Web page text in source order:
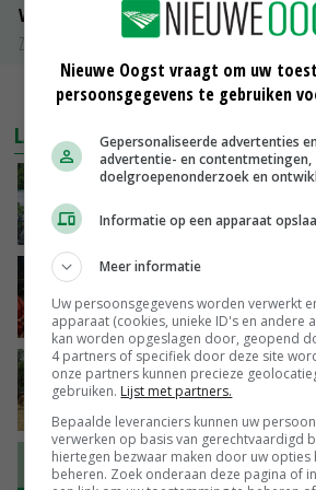
Volle melkpoeder
Zuivel NL
MEER MARKTPRIJZEN
LAATSTE NIEUWS
Oekraïne-vlogger Kees
VANDAAG, 12:00
Ministerie zoekt
mee willen denken
VANDAAG, 11:34
Droogte zet Britse
VANDAAG, 11:04
‘Ga uit van eigen kracht
Nieuwe Oogst vraagt om uw
persoonsgegevens te gebruiken
Gepersonaliseerde advertenties
advertentie- en contentmetingen,
doelgroepenonderzoek en
Informatie op een apparaat
Meer informatie
Uw persoonsgegevens worden verwerkt
apparaat (cookies, unieke ID's en andere
kan worden opgeslagen door, geopend
4 partners of specifiek door deze site
onze partners kunnen precieze
gebruiken. Lijst met partners.
Bepaalde leveranciers kunnen uw
verwerken op basis van gerechtvaardigd
hiertegen bezwaar maken door uw opties
beheren. Zoek onderaan deze pagina of